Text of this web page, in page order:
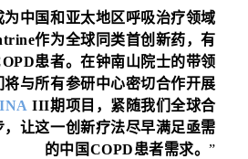
中国和亚太地区呼吸治疗领域
作为全球同类首创新药，有
患者。在钟南山院士的带领
将与所有参研中心密切合作开展
III期项目，紧随我们全球合
让这一创新疗法尽早满足亟需
的中国COPD患者需求。”